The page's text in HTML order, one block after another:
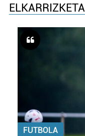
FUTBOLA